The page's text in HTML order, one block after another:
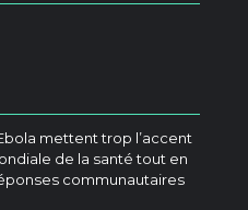
mettent trop l’accent
de la santé tout en
communautaires